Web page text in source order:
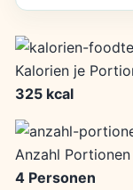
Kalorien je
325 kcal
Anzahl Portionen
4 Personen